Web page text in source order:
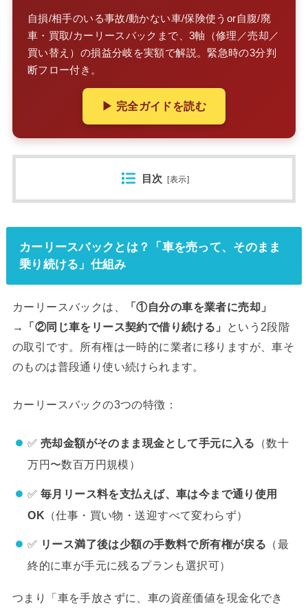
自損/相手のいる事故/動かない車/保険使うor自腹/廃
車・買取/カーリースバックまで、3軸（修理／売却／
買い替え）の損益分岐を実額で解説。緊急時の3分判
断フロー付き。
▶ 完全ガイドを読む
目次 [表示]
カーリースバックとは？「車を売って、そのまま
乗り続ける」仕組み
カーリースバックは、
「①自分の車を業者に売却」
→「②同じ車をリース契約で借り続ける」
という2段階
の取引です。所有権は一時的に業者に移りますが、車そ
のものは普段通り使い続けられます。
カーリースバックの3つの特徴：
✅ 売却金額がそのまま現金として手元に入る （数十
万円〜数百万円規模）
✅ 毎月リース料を支払えば、車は今まで通り使用
OK （仕事・買い物・送迎すべて変わらず）
✅ リース満了後は少額の手数料で所有権が戻る （最
終的に車が手元に残るプランも選択可）
つまり「車を手放さずに、車の資産価値を現金化でき